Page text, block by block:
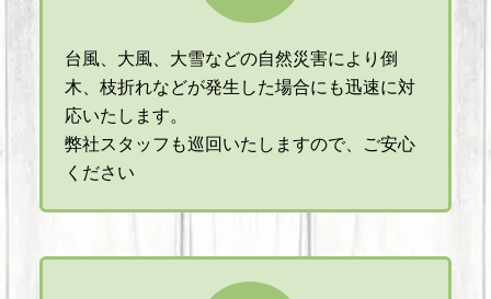
台風、大風、大雪などの自然災害により倒
木、枝折れなどが発生した場合にも迅速に対
応いたします。
弊社スタッフも巡回いたしますので、ご安心
ください